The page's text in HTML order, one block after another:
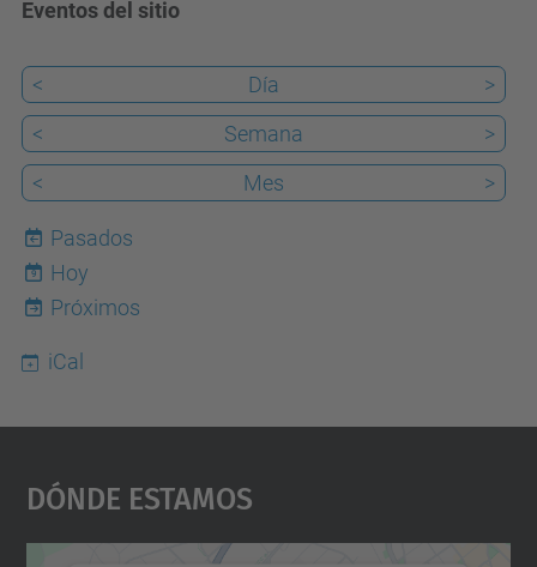
Eventos del sitio
< Día
>
<
Semana
>
<
Mes >
Pasados
9
Hoy
Próximos
iCal
Dónde Estamos